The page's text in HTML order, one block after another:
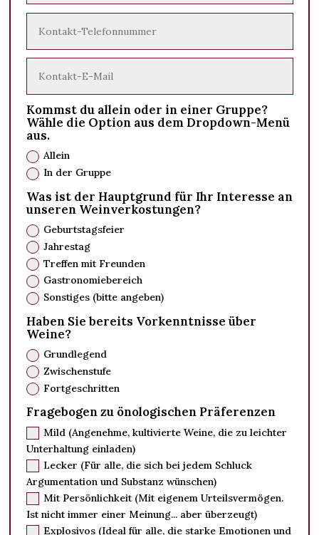
Kommst du allein oder in einer Gruppe?
Wähle die Option aus dem Dropdown-Menü
aus.
Allein
In der Gruppe
Was ist der Hauptgrund für Ihr Interesse an
unseren Weinverkostungen?
Geburtstagsfeier
Jahrestag
Treffen mit Freunden
Gastronomiebereich
Sonstiges (bitte angeben)
Haben Sie bereits Vorkenntnisse über
Weine?
Grundlegend
Zwischenstufe
Fortgeschritten
Fragebogen zu önologischen Präferenzen
Mild (Angenehme, kultivierte Weine, die zu leichter
Unterhaltung einladen)
Lecker (Für alle, die sich bei jedem Schluck
Argumentation und Substanz wünschen)
Mit Persönlichkeit (Mit eigenem Urteilsvermögen.
Ist nicht immer einer Meinung... aber überzeugt)
Explosivos (Ideal für alle, die starke Emotionen und